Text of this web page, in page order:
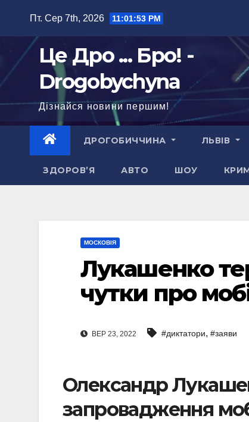
Пт. Сер 7th, 2026 11:01:54 PM
Це Дро ... Бро! -
Drogobychyna
Дізнайся новини першим!
ДРОГОБИЧЧИНА ЛЬВІВ
ЗДОРОВ’Я АВТО ШОУ
МОСКОВІЯ
Лукашенко
чутки про
ВЕР 23, 2022 #диктатори, #заяви
Олександр
запровадження